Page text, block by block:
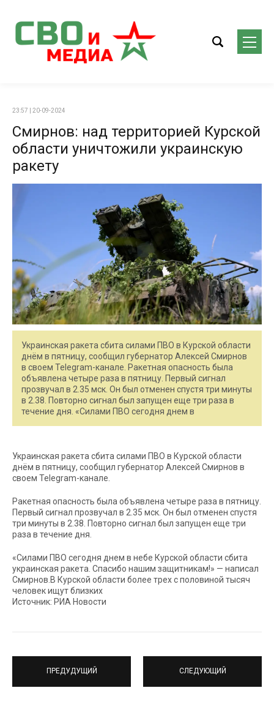
23:57 | 20-09-2024
Смирнов: над территорией Курской
области уничтожили украинскую
ракету
Украинская ракета сбита силами ПВО в Курской области
днём в пятницу, сообщил губернатор Алексей Смирнов
в своем Telegram-канале. Ракетная опасность была
объявлена четыре раза в пятницу. Первый сигнал
прозвучал в 2.35 мск. Он был отменен спустя три минуты
в 2.38. Повторно сигнал был запущен еще три раза в
течение дня. «Силами ПВО сегодня днем в
Украинская ракета сбита силами ПВО в Курской области
днём в пятницу, сообщил губернатор Алексей Смирнов в
своем Telegram-канале.
Ракетная опасность была объявлена четыре раза в пятницу.
Первый сигнал прозвучал в 2.35 мск. Он был отменен спустя
три минуты в 2.38. Повторно сигнал был запущен еще три
раза в течение дня.
«Силами ПВО сегодня днем в небе Курской области сбита
украинская ракета. Спасибо нашим защитникам!» — написал
Смирнов.В Курской области более трех с половиной тысяч
человек ищут близких
Источник: РИА Новости
ПРЕДУДУЩИЙ СЛЕДУЮЩИЙ